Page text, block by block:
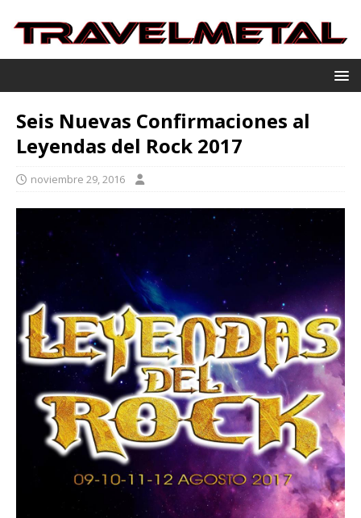
Seis Nuevas Confirmaciones al
Leyendas del Rock 2017
noviembre 29, 2016